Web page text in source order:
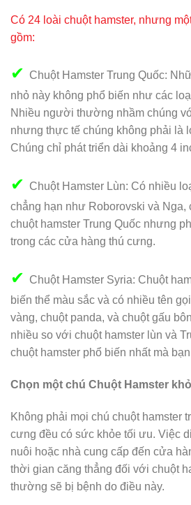
Có 24 loài chuột hamster, nhưng
gồm:
✔ Chuột Hamster Trung Quốc:
nhỏ này không phổ biến như các
Nhiều người thường nhầm chúng
nhưng thực tế chúng không phải là
Chúng chỉ phát triển dài khoảng 4
✔ Chuột Hamster Lùn: Có nhiều
chẳng hạn như Roborovski và
chuột hamster Trung Quốc nhưng
trong các cửa hàng thú cưng.
✔ Chuột Hamster Syria: Chuột
biến thể màu sắc và có nhiều tên
vàng, chuột panda, và chuột gấu
nhiều so với chuột hamster lùn và
chuột hamster phổ biến nhất mà
Chọn một chú Chuột Hamster
Không phải mọi chú chuột hamster
cưng đều có sức khỏe tối ưu. Việc
nuôi hoặc nhà cung cấp đến cửa
thời gian căng thẳng đối với chuột
thường sẽ bị bệnh do điều này.